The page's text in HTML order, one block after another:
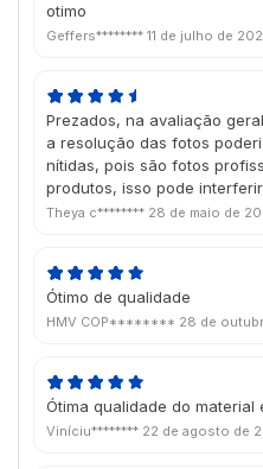
otimo
Geffers******** 11 de julho de
Prezados, na avaliação
a resolução das fotos
nítidas, pois são fotos
produtos, isso pode
Theya c******** 28 de maio de
Ótimo de qualidade
HMV COP******** 28 de
Ótima qualidade do material
Viníciu******** 22 de agosto de